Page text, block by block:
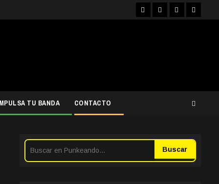
FacebookInstagram
YouTubeTwitter
TU BANDA CONTACTO
Buscar